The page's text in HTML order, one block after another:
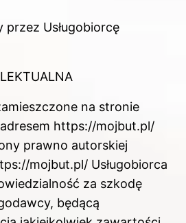
Usługobiorcę
na stronie
https://mojbut.pl/
prawno autorskiej
mojbut.pl/ Usługobiorca
za szkodę
będącą